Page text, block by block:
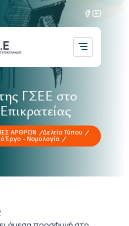
ΓΣΕΕ στο
ΑΡΘΡΩΝ
Δελτία Τύπου
Έργο - Νομολογία